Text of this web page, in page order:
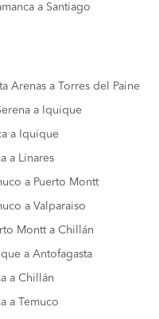
a Santiago
Arenas a Torres del Paine
a Iquique
a Iquique
a Linares
a Puerto Montt
a Valparaiso
Montt a Chillán
a Antofagasta
a Chillán
a Temuco